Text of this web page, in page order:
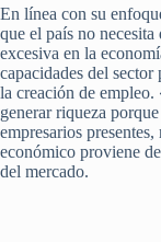
En línea con su
que el país no
excesiva en la
capacidades del
la creación de empleo.
generar riqueza
empresarios
económico proviene
del mercado.